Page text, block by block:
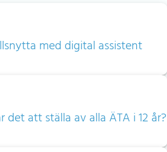
med digital assistent
att ställa av alla ÄTA i 12 år?